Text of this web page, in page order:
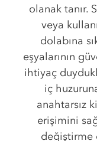
olanak tanır.
veya
dolabına
eşyalarının
ihtiyaç
iç
anahtarsız
erişimini
değiştirme